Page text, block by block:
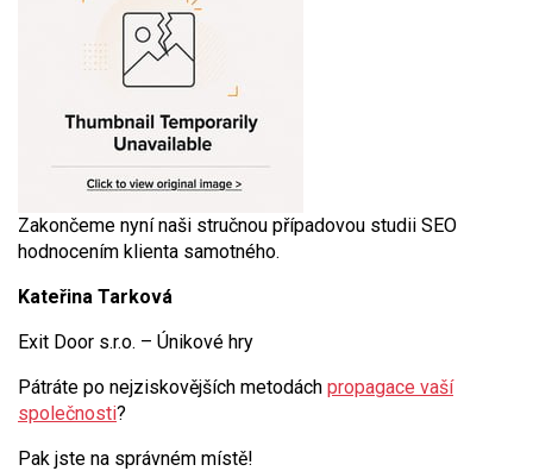
Zakončeme nyní naši stručnou případovou studii SEO
hodnocením klienta samotného.
Kateřina Tarková
Exit Door s.r.o. – Únikové hry
Pátráte po nejziskovějších metodách propagace vaší
společnosti?
Pak jste na správném místě!